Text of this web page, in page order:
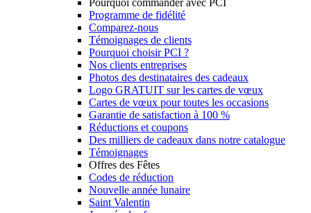
Pourquoi commander avec PCI
Programme de fidélité
Comparez-nous
Témoignages de clients
Pourquoi choisir PCI ?
Nos clients entreprises
Photos des destinataires des cadeaux
Logo GRATUIT sur les cartes de vœux
Cartes de vœux pour toutes les occasions
Garantie de satisfaction à 100 %
Réductions et coupons
Des milliers de cadeaux dans notre catalogue
Témoignages
Offres des Fêtes
Codes de réduction
Nouvelle année lunaire
Saint Valentin